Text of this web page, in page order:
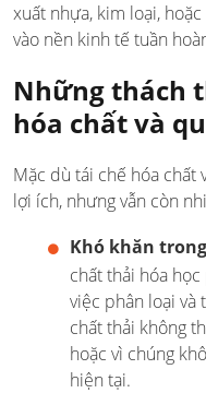
xuất nhựa, kim loại,
vào nền kinh tế tuần
Những thách
hóa chất và
Mặc dù tái chế hóa chất
lợi ích, nhưng vẫn còn
Khó khăn
chất thải hóa
việc phân loại và
chất thải không
hoặc vì chúng
hiện tại.